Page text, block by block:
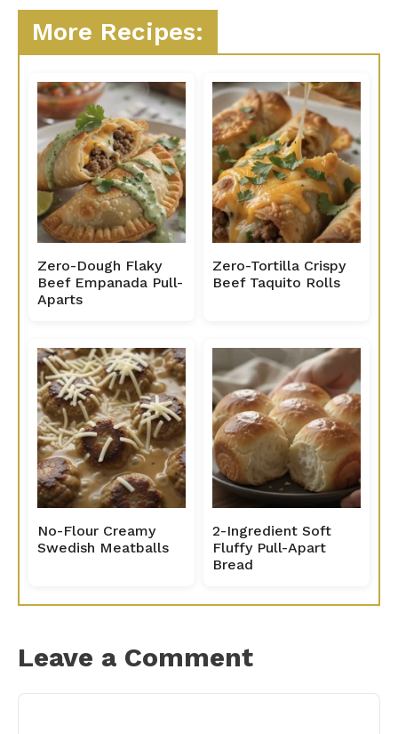
More Recipes:
Zero-Dough Flaky
Beef Empanada Pull-
Aparts
Zero-Tortilla Crispy
Beef Taquito Rolls
No-Flour Creamy
Swedish Meatballs
2-Ingredient Soft
Fluffy Pull-Apart
Bread
Leave a Comment